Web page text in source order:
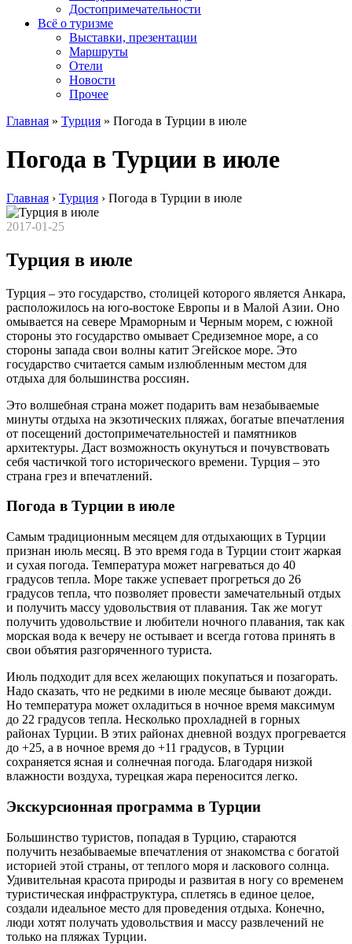
Достопримечательности
Всё о туризме
Выставки, презентации
Маршруты
Отели
Новости
Прочее
Главная » Турция » Погода в Турции в июле
Погода в Турции в июле
Главная › Турция › Погода в Турции в июле
2017-01-25
Турция в июле
Турция – это государство, столицей которого является Анкара,
расположилось на юго-востоке Европы и в Малой Азии. Оно
омывается на севере Мраморным и Черным морем, с южной
стороны это государство омывает Средиземное море, а со
стороны запада свои волны катит Эгейское море. Это
государство считается самым излюбленным местом для
отдыха для большинства россиян.
Это волшебная страна может подарить вам незабываемые
минуты отдыха на экзотических пляжах, богатые впечатления
от посещений достопримечательностей и памятников
архитектуры. Даст возможность окунуться и почувствовать
себя частичкой того исторического времени. Турция – это
страна грез и впечатлений.
Погода в Турции в июле
Самым традиционным месяцем для отдыхающих в Турции
признан июль месяц. В это время года в Турции стоит жаркая
и сухая погода. Температура может нагреваться до 40
градусов тепла. Море также успевает прогреться до 26
градусов тепла, что позволяет провести замечательный отдых
и получить массу удовольствия от плавания. Так же могут
получить удовольствие и любители ночного плавания, так как
морская вода к вечеру не остывает и всегда готова принять в
свои объятия разгоряченного туриста.
Июль подходит для всех желающих покупаться и позагорать.
Надо сказать, что не редкими в июле месяце бывают дожди.
Но температура может охладиться в ночное время максимум
до 22 градусов тепла. Несколько прохладней в горных
районах Турции. В этих районах дневной воздух прогревается
до +25, а в ночное время до +11 градусов, в Турции
сохраняется ясная и солнечная погода. Благодаря низкой
влажности воздуха, турецкая жара переносится легко.
Экскурсионная программа в Турции
Большинство туристов, попадая в Турцию, стараются
получить незабываемые впечатления от знакомства с богатой
историей этой страны, от теплого моря и ласкового солнца.
Удивительная красота природы и развитая в ногу со временем
туристическая инфраструктура, сплетясь в единое целое,
создали идеальное место для проведения отдыха. Конечно,
люди хотят получать удовольствия и массу развлечений не
только на пляжах Турции.